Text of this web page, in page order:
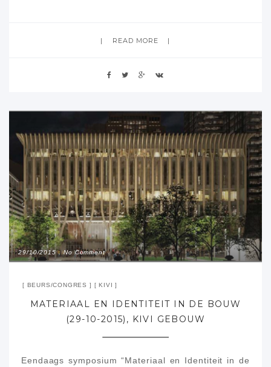
READ MORE
29/10/2015 No Comment
BEURS/CONGRES KIVI
MATERIAAL EN IDENTITEIT IN DE BOUW
(29-10-2015), KIVI GEBOUW
Eendaags symposium “Materiaal en Identiteit in de